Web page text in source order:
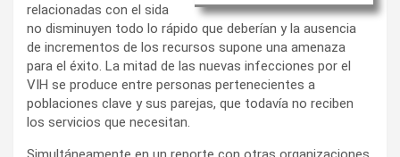
relacionadas con el sida
no disminuyen todo lo rápido que deberían y la ausencia
de incrementos de los recursos supone una amenaza
para el éxito. La mitad de las nuevas infecciones por el
VIH se produce entre personas pertenecientes a
poblaciones clave y sus parejas, que todavía no reciben
los servicios que necesitan.